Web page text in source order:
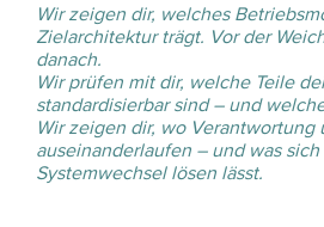
Wir zeigen dir, welches
Zielarchitektur trägt. Vor der
danach.
Wir prüfen mit dir, welche Teile
standardisierbar sind – und
Wir zeigen dir, wo Verantwortung
auseinanderlaufen – und was
Systemwechsel lösen lässt.